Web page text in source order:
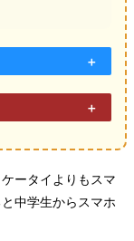
ータイよりもスマ
中学生からスマホ